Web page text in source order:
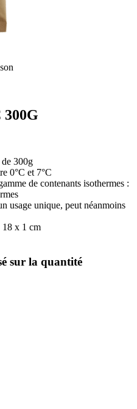
300G
300g
0°C et 7°C
de contenants isothermes :
usage unique, peut néanmoins
18 x 1 cm
sur la quantité